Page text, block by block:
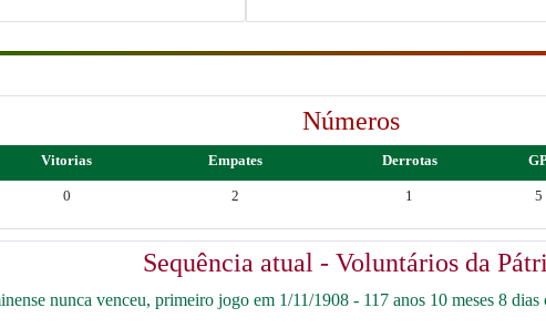
Números
Vitorias Empates Derrotas
0 2 1 5
Sequência atual - Voluntários da
nunca venceu, primeiro jogo em 1/11/1908 - 117 anos 10 meses 8 dias